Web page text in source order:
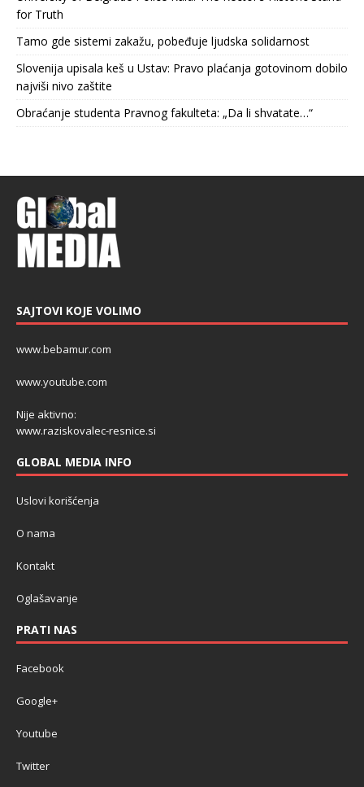
for Truth
Tamo gde sistemi zakažu, pobeđuje ljudska solidarnost
Slovenija upisala keš u Ustav: Pravo plaćanja gotovinom dobilo
najviši nivo zaštite
Obraćanje studenta Pravnog fakulteta: „Da li shvatate…“
SAJTOVI KOJE VOLIMO
www.bebamur.com
www.youtube.com
Nije aktivno:
www.raziskovalec-resnice.si
GLOBAL MEDIA INFO
Uslovi korišćenja
O nama
Kontakt
Oglašavanje
PRATI NAS
Facebook
Google+
Youtube
Twitter